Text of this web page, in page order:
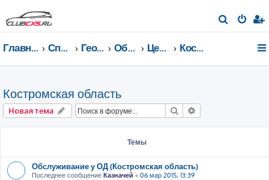
о
Главная страница Список форумов География Клуба CX-5 CLUB Общение по регионам Центральный федеральный округ Костромская область
Костромская область
Новая тема Поиск
Темы
Обслуживание у ОД (Костромская область)
Последнее сообщение Казначей « 06 мар 2015, 13:39